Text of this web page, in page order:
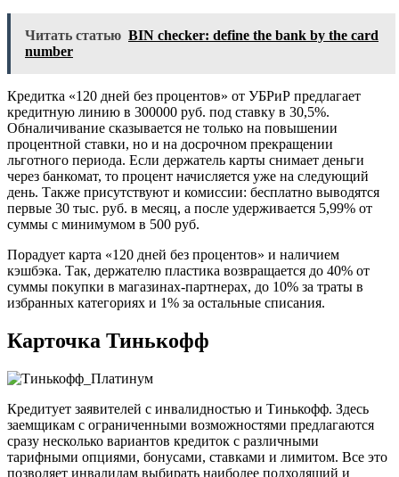
Читать статью BIN checker: define the bank by the card
number
Кредитка «120 дней без процентов» от УБРиР предлагает
кредитную линию в 300000 руб. под ставку в 30,5%.
Обналичивание сказывается не только на повышении
процентной ставки, но и на досрочном прекращении
льготного периода. Если держатель карты снимает деньги
через банкомат, то процент начисляется уже на следующий
день. Также присутствуют и комиссии: бесплатно выводятся
первые 30 тыс. руб. в месяц, а после удерживается 5,99% от
суммы с минимумом в 500 руб.
Порадует карта «120 дней без процентов» и наличием
кэшбэка. Так, держателю пластика возвращается до 40% от
суммы покупки в магазинах-партнерах, до 10% за траты в
избранных категориях и 1% за остальные списания.
Карточка Тинькофф
Кредитует заявителей с инвалидностью и Тинькофф. Здесь
заемщикам с ограниченными возможностями предлагаются
сразу несколько вариантов кредиток с различными
тарифными опциями, бонусами, ставками и лимитом. Все это
позволяет инвалидам выбирать наиболее подходящий и